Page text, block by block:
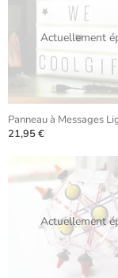
Actuellement
Panneau à Messages
21,95 €
Actuellement